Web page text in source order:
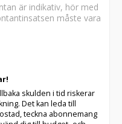
är indikativ, hör med
måste vara
skulden i tid riskerar
Det kan leda till
teckna abonnemang